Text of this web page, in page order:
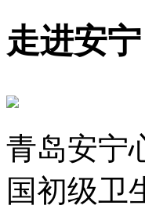
走进安宁
青岛安宁
国初级卫